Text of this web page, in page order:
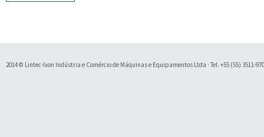
2014 © Lintec-Ixon Indústria e Comércio de Máquinas e Equipamentos Ltda · Tel. +55 (55) 3511-